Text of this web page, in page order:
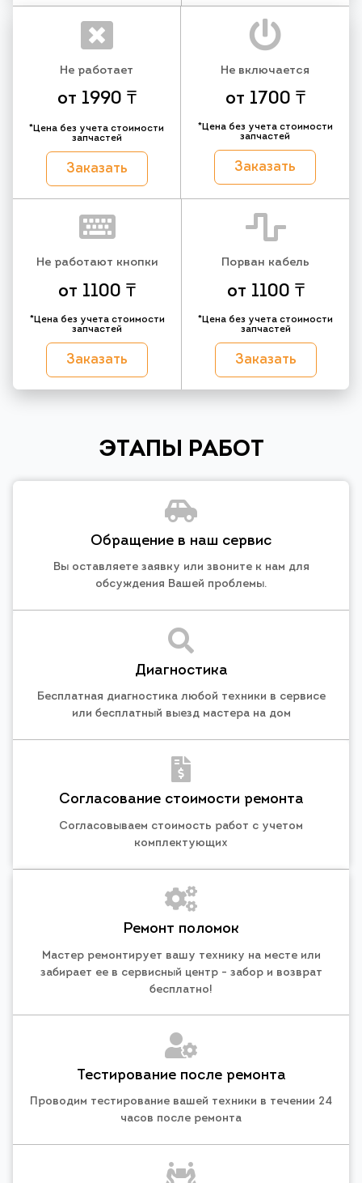
Не работает
от 1990 ₸
*Цена без учета стоимости
запчастей
Заказать
Не включается
от 1700 ₸
*Цена без учета стоимости
запчастей
Заказать
Не работают кнопки
от 1100 ₸
*Цена без учета стоимости
запчастей
Заказать
Порван кабель
от 1100 ₸
*Цена без учета стоимости
запчастей
Заказать
ЭТАПЫ РАБОТ
Обращение в наш сервис
Вы оставляете заявку или звоните к нам для
обсуждения Вашей проблемы.
Диагностика
Бесплатная диагностика любой техники в сервисе
или бесплатный выезд мастера на дом
Согласование стоимости ремонта
Согласовываем стоимость работ с учетом
комплектующих
Ремонт поломок
Мастер ремонтирует вашу технику на месте или
забирает ее в сервисный центр - забор и возврат
бесплатно!
Тестирование после ремонта
Проводим тестирование вашей техники в течении 24
часов после ремонта